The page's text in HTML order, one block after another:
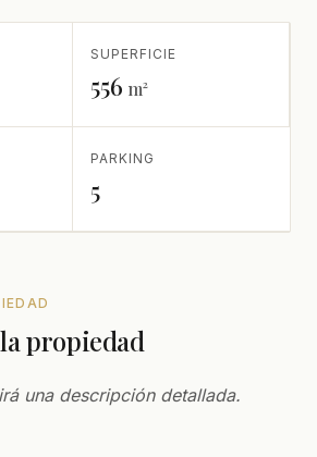
SUPERFICIE
556 m²
PARKING
5
propiedad
una descripción detallada.